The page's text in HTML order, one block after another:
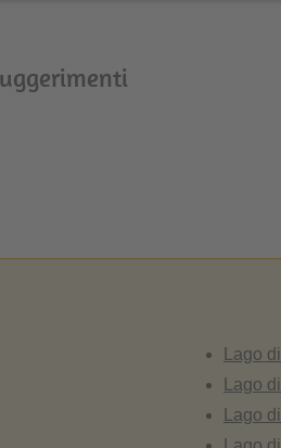
Lago
Lago
Lago